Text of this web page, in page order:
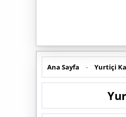
Ana Sayfa - Yurtiçi